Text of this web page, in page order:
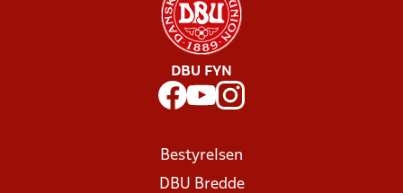
DBU FYN
Bestyrelsen
DBU Bredde